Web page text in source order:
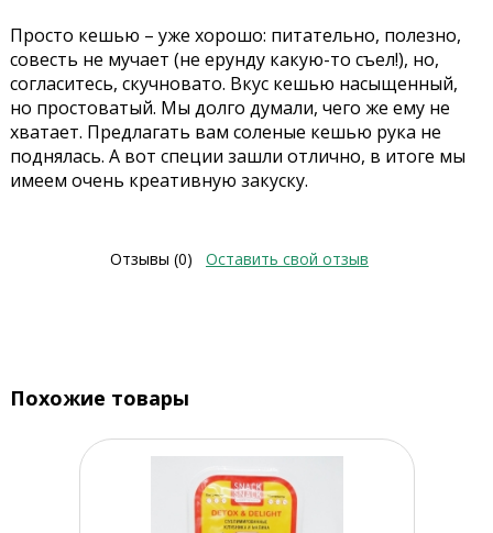
Просто кешью – уже хорошо: питательно, полезно,
совесть не мучает (не ерунду какую-то съел!), но,
согласитесь, скучновато. Вкус кешью насыщенный,
но простоватый. Мы долго думали, чего же ему не
хватает. Предлагать вам соленые кешью рука не
поднялась. А вот специи зашли отлично, в итоге мы
имеем очень креативную закуску.
Отзывы (0) Оставить свой отзыв
Похожие товары